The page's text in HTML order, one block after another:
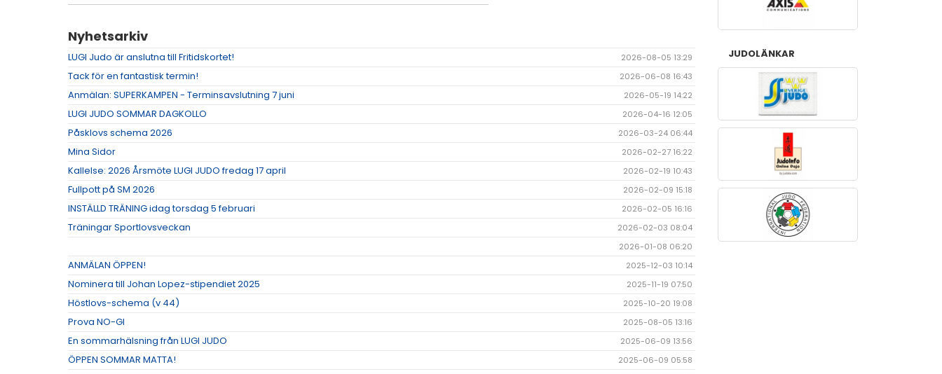
Nyhetsarkiv
LUGI Judo är anslutna till Fritidskortet! 2026-08-05 13:29
Tack för en fantastisk termin! 2026-06-08 16:43
Anmälan: SUPERKAMPEN - Terminsavslutning 7 juni 2026-05-19 14:22
LUGI JUDO SOMMAR DAGKOLLO 2026-04-16 12:05
Påsklovs schema 2026 2026-03-24 06:44
Mina Sidor 2026-02-27 16:22
Kallelse: 2026 Årsmöte LUGI JUDO fredag 17 april 2026-02-19 10:43
Fullpott på SM 2026 2026-02-09 15:18
INSTÄLLD TRÄNING idag torsdag 5 februari 2026-02-05 16:16
Träningar Sportlovsveckan
2026-02-03 08:04
2026-01-08 06:20
ANMÄLAN ÖPPEN! 2025-12-03 10:14
Nominera till Johan Lopez-stipendiet 2025 2025-11-19 07:50
Höstlovs-schema (v 44) 2025-10-20 19:08
Prova NO-GI 2025-08-05 13:16
En sommarhälsning från LUGI JUDO 2025-06-09 13:56
ÖPPEN SOMMAR MATTA! 2025-06-09 05:58
JUDOLÄNKAR